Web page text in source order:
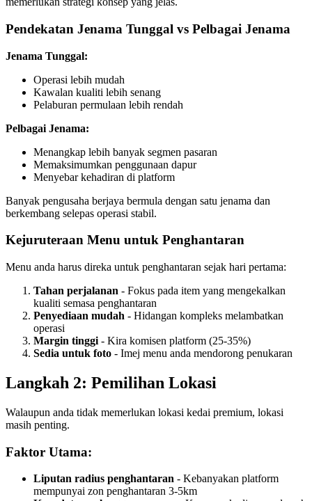
Pendekatan Jenama Tunggal vs Pelbagai Jenama
Jenama Tunggal:
Operasi lebih mudah
Kawalan kualiti lebih senang
Pelaburan permulaan lebih rendah
Pelbagai Jenama:
Menangkap lebih banyak segmen pasaran
Memaksimumkan penggunaan dapur
Menyebar kehadiran di platform
Banyak pengusaha berjaya bermula dengan satu jenama dan
berkembang selepas operasi stabil.
Kejuruteraan Menu untuk Penghantaran
Menu anda harus direka untuk penghantaran sejak hari pertama:
Tahan perjalanan - Fokus pada item yang mengekalkan
kualiti semasa penghantaran
Penyediaan mudah - Hidangan kompleks melambatkan
operasi
Margin tinggi - Kira komisen platform (25-35%)
Sedia untuk foto - Imej menu anda mendorong penukaran
Langkah 2: Pemilihan Lokasi
Walaupun anda tidak memerlukan lokasi kedai premium, lokasi
masih penting.
Faktor Utama:
Liputan radius penghantaran - Kebanyakan platform
mempunyai zon penghantaran 3-5km